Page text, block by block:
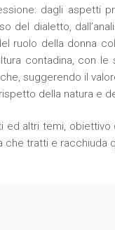
dagli aspetti
del dialetto,
ruolo della donna
contadina, con le
suggerendo il
della natura e
ed altri temi,
che tratti e racchiuda